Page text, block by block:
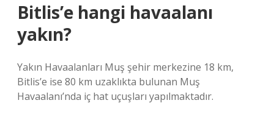
Bitlis’e hangi havaalanı
yakın?
Yakın Havaalanları Muş şehir merkezine 18 km,
Bitlis’e ise 80 km uzaklıkta bulunan Muş
Havaalanı’nda iç hat uçuşları yapılmaktadır.